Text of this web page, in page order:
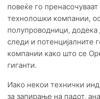
повеќе го
технолошки компании,
полупроводници, додека
следи и потенцијалните
компании како што се
гиганти.
Иако некои технички
за запирање на падот,